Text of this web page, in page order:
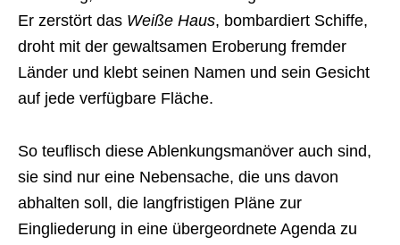
Er zerstört das Weiße Haus, bombardiert Schiffe,
droht mit der gewaltsamen Eroberung fremder
Länder und klebt seinen Namen und sein Gesicht
auf jede verfügbare Fläche.
So teuflisch diese Ablenkungsmanöver auch sind,
sie sind nur eine Nebensache, die uns davon
abhalten soll, die langfristigen Pläne zur
Eingliederung in eine übergeordnete Agenda zu